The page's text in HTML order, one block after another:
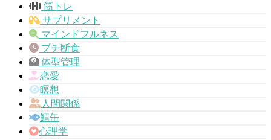
筋トレ
サプリメント
マインドフルネス
プチ断食
体型管理
恋愛
瞑想
人間関係
鯖缶
心理学